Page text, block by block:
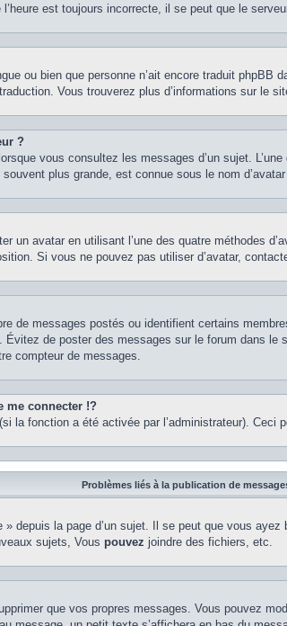
est toujours incorrecte, il se peut que le
ou bien que personne n’ait encore traduit
Vous trouverez plus d’informations sur le
?
vous consultez les messages d’un sujet.
plus grande, est connue sous le nom
un avatar en utilisant l’une des quatre méthodes
Si vous ne pouvez pas utiliser d’avatar,
de messages postés ou identifient certains
Évitez de poster des messages sur le forum dans
compteur de messages.
me connecter !?
la fonction a été activée par l’administrateur).
Problèmes liés à la publication de
depuis la page d’un sujet. Il se peut que vous
sujets, Vous pouvez joindre des fichiers, etc.
que vos propres messages. Vous pouvez